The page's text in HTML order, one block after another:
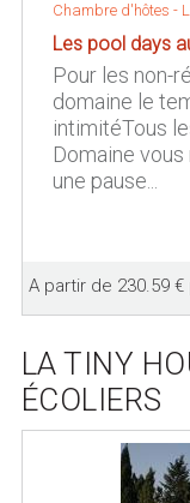
Chambre d'hôtes -
Les pool days
Pour les non-
domaine le
intimitéTous
Domaine
une pause...
A partir de 230.59 €
LA TINY
ÉCOLIERS